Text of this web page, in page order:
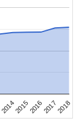
20142015201620172018